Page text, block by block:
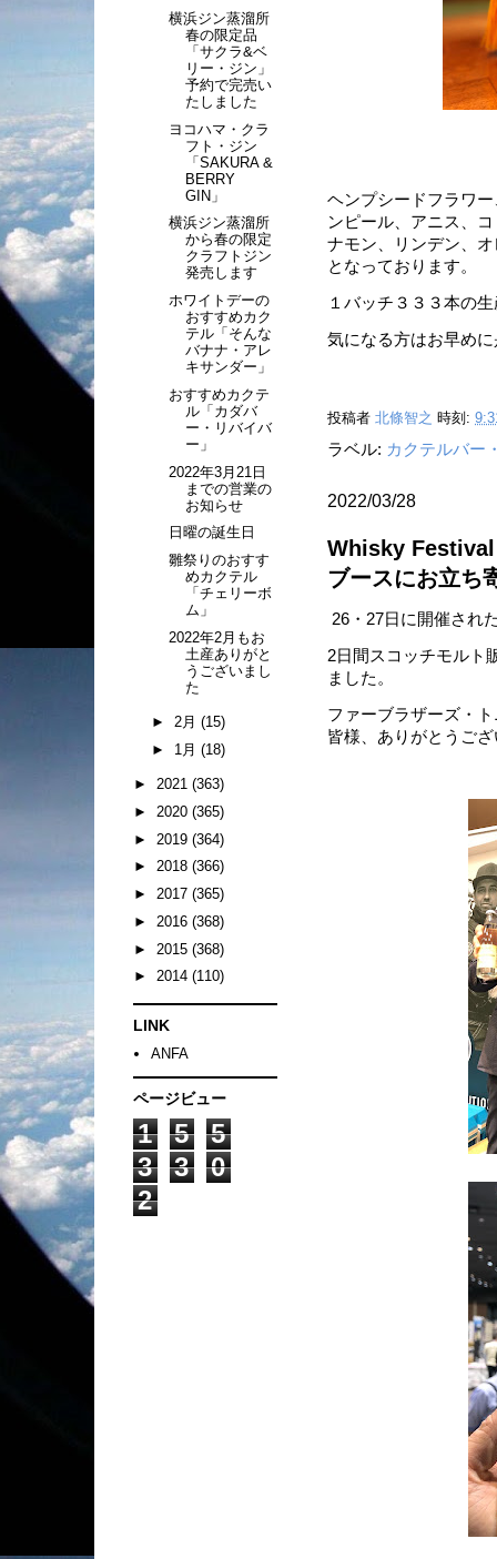
ヘンプシードフラワ
ンピール、アニス、
ナモン、リンデン、
となっております。
１バッチ３３３本の
気になる方はお早め
投稿者 北條智之 時刻:
ラベル: カクテルバー
2022/03/28
Whisky Festival
ブースにお立ち
26・27日に開催され
2日間スコッチモルト
ました。
ファーブラザーズ・
皆様、ありがとうご
横浜ジン蒸溜所
春の限定品
「サクラ&ベ
リー・ジン」
予約で完売い
たしました
ヨコハマ・クラ
フト・ジン
「SAKURA &
BERRY
GIN」
横浜ジン蒸溜所
から春の限定
クラフトジン
発売します
ホワイトデーの
おすすめカク
テル「そんな
バナナ・アレ
キサンダー」
おすすめカクテ
ル「カダバ
ー・リバイバ
ー」
2022年3月21日
までの営業の
お知らせ
日曜の誕生日
雛祭りのおすす
めカクテル
「チェリーボ
ム」
2022年2月もお
土産ありがと
うございまし
た
► 2月 (15)
► 1月 (18)
► 2021 (363)
► 2020 (365)
► 2019 (364)
► 2018 (366)
► 2017 (365)
► 2016 (368)
► 2015 (368)
► 2014 (110)
LINK
ANFA
ページビュー
1 5
5
3
3
0
2